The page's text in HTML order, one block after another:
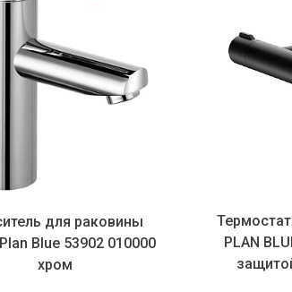
Термостат для душа KEUCO
PLAN BLUE 53926 371001 с
защитой от обратного